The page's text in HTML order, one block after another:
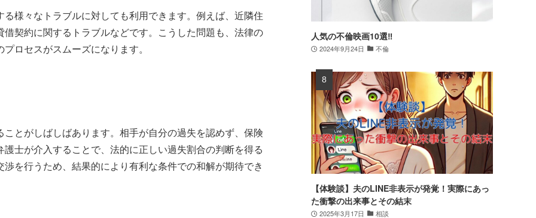
様々なトラブルに対しても利用できます。例えば、近隣住
契約に関するトラブルなどです。こうした問題も、法律の
ロセスがスムーズになります。
とがしばしばあります。相手が自分の過失を認めず、保険
士が介入することで、法的に正しい過失割合の判断を得る
を行うため、結果的により有利な条件での和解が期待でき
人気の不倫映画10選‼
2024年9月24日 不倫
【体験談】夫のLINE非表示が発覚！実際にあっ
た衝撃の出来事とその結末
2025年3月17日 相談